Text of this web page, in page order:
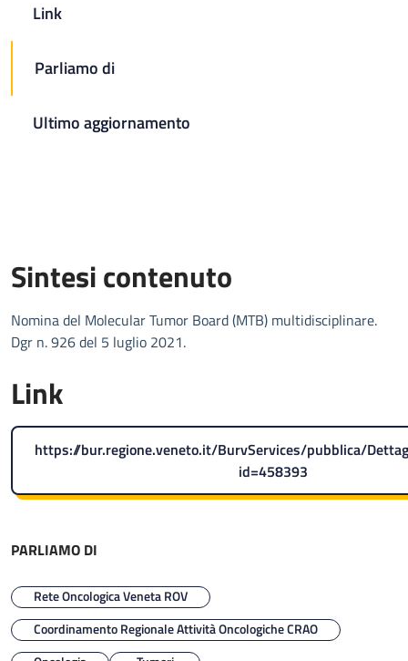
Link
Parliamo di
Ultimo aggiornamento
Sintesi contenuto
Nomina del Molecular Tumor Board (MTB) multidisciplinare.
Dgr n. 926 del 5 luglio 2021.
Link
https://bur.regione.veneto.it/BurvServices/pubblica/
id=458393
PARLIAMO DI
Rete Oncologica Veneta ROV
Coordinamento Regionale Attività Oncologiche CRAO